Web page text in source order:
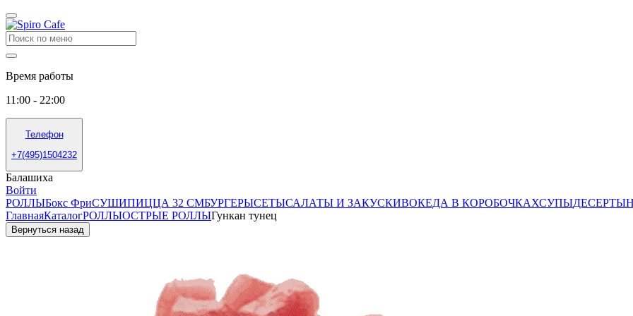
Время работы
11:00 - 22:00
Телефон
+7(495)1504232
Балашиха
Войти
РОЛЛЫБокс ФриСУШИПИЦЦА 32 СМБУРГЕРЫСЕТЫСАЛАТЫ И ЗАКУСКИВОКЕДА В КОРОБОЧКАХСУПЫДЕСЕРТЫ
ГлавнаяКаталогРОЛЛЫОСТРЫЕ РОЛЛЫГункан тунец
Вернуться назад